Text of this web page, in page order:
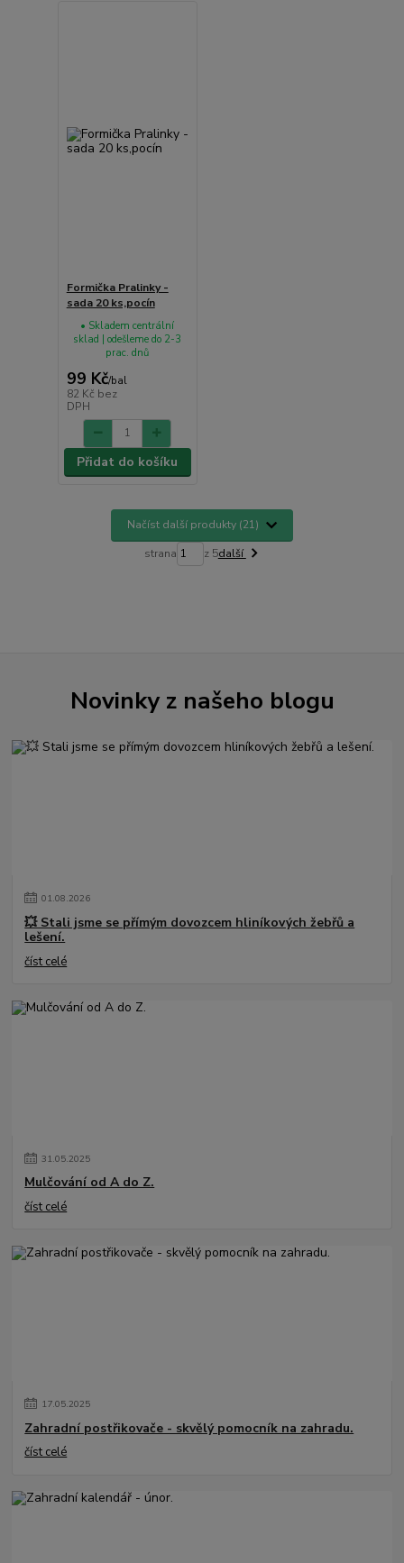
Formička Pralinky -
sada 20 ks,pocín
99 Kč/bal
82 Kč bez
DPH
• Skladem centrální
sklad | odešleme do 2-3
prac. dnů
Přidat do košíku
Načíst další produkty (21)
strana z 5další
Novinky z našeho blogu
01.08.2026
💥 Stali jsme se přímým dovozcem hliníkových žebřů a
lešení.
číst celé
31.05.2025
Mulčování od A do Z.
číst celé
17.05.2025
Zahradní postřikovače - skvělý pomocník na zahradu.
číst celé